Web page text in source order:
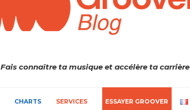
Fais connaître ta musique et accélère ta carrière
CHARTS SERVICES ESSAYER GROOVER